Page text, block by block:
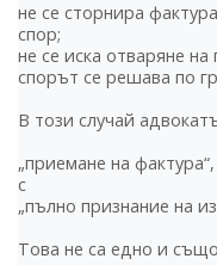
не се сторнира
спор;
не се иска отваряне
спорът се решава по
В този случай
„приемане на фактура“,
с
„пълно признание на
Това не са едно и